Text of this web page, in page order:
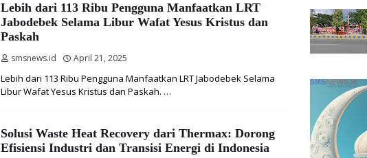
Lebih dari 113 Ribu Pengguna Manfaatkan LRT
Jabodebek Selama Libur Wafat Yesus Kristus dan
Paskah
smsnews.id April 21, 2025
Lebih dari 113 Ribu Pengguna Manfaatkan LRT Jabodebek Selama
Libur Wafat Yesus Kristus dan Paskah. …
Solusi Waste Heat Recovery dari Thermax: Dorong
Efisiensi Industri dan Transisi Energi di Indonesia